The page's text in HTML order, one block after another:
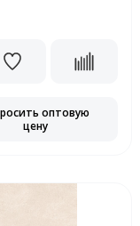
оптовую
цену